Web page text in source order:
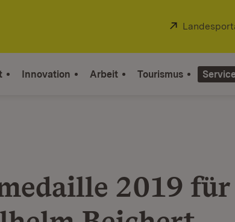
Extern:
Innovation Arbeit Tourismus
2019